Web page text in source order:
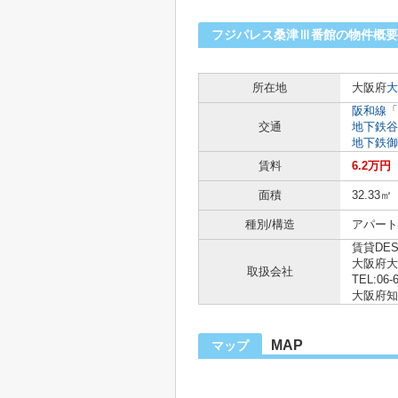
フジパレス桑津Ⅲ番館の物件概要
所在地 大阪府
交通
阪和線 「
地下鉄
地下鉄
賃料
6.2万円
面積 32.33㎡
種別/構造 アパー
取扱会社
賃貸
大阪府
TEL:06-
大阪府
マップ MAP